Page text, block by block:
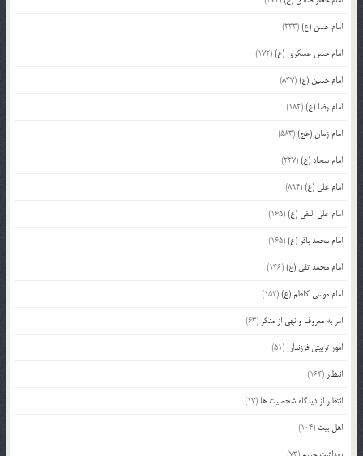
امام حسن (ع)(233)
امام حسن عسکری (ع)(172)
امام حسین (ع)(847)
امام رضا (ع)(182)
امام زمان (عج)(583)
امام سجاد (ع)(227)
امام علی (ع)(894)
امام علی النقی (ع)(165)
امام محمد باقر (ع)(165)
امام محمد تقی (ع)(146)
امام موسی کاظم (ع)(152)
امر به معروف و نهی از منکر (63)
امور تربیتی فرزندان(51)
انتظار (164)
انتظار از دیدگاه شخصیت ها (17)
اهل بیت (104)